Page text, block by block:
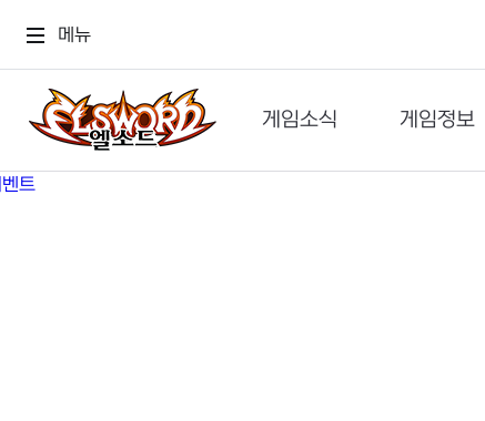
메뉴
게임소식
공지사항
게임정보
세계관